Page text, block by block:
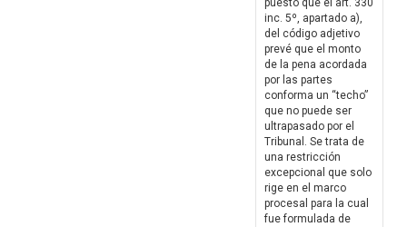
puesto que el art. 330
inc. 5º, apartado a),
del código adjetivo
prevé que el monto
de la pena acordada
por las partes
conforma un “techo”
que no puede ser
ultrapasado por el
Tribunal. Se trata de
una restricción
excepcional que solo
rige en el marco
procesal para la cual
fue formulada de